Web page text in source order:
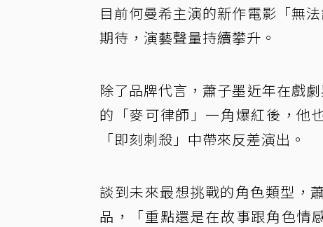
目前何曼希主演的新作電影「無
期待，演藝聲量持續攀升。
除了品牌代言，蕭子墨近年在戲
的「麥可律師」一角爆紅後，他
「即刻刺殺」中帶來反差演出。
談到未來最想挑戰的角色類型，
品，「重點還是在故事跟角色情